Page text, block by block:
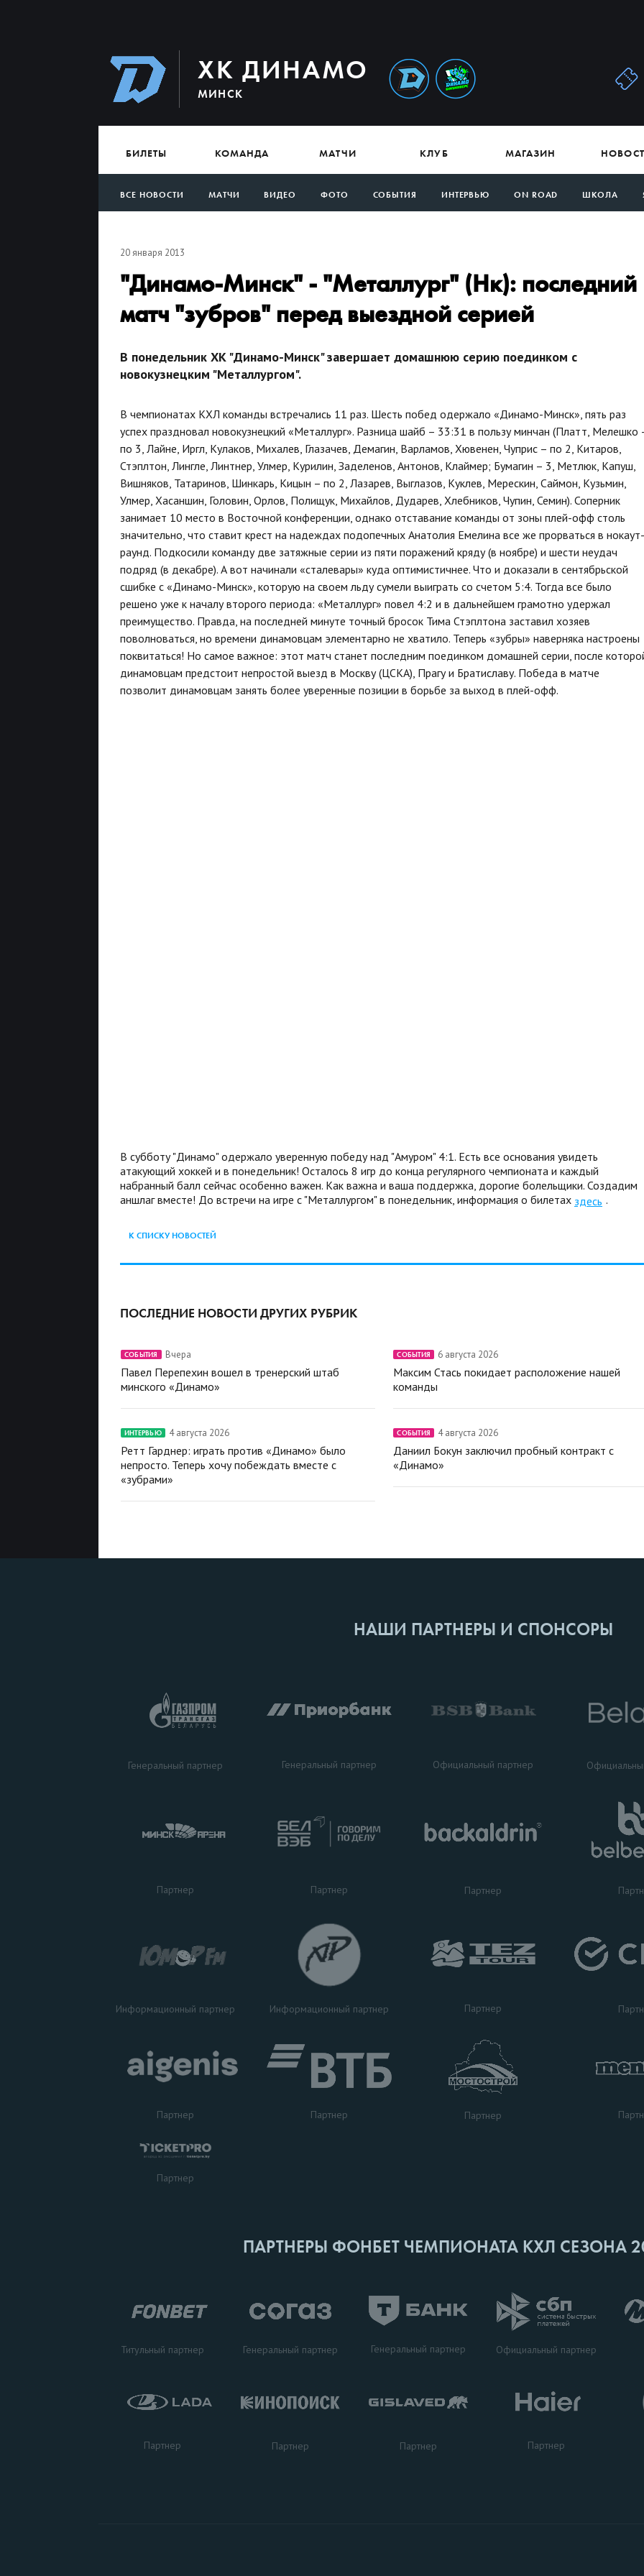
ХК ДИНАМО
МИНСК
БИЛЕТЫ КОМАНДА МАТЧИ КЛУБ МАГАЗИН
ВСЕ НОВОСТИ МАТЧИ ВИДЕО ФОТО СОБЫТИЯ ИНТЕРВЬЮ ON ROAD ШКОЛА
20 января 2013
"Динамо-Минск" - "Металлург" (Нк): последний
матч "зубров" перед выездной серией
В понедельник ХК "Динамо-Минск" завершает домашнюю серию поединком с
новокузнецким "Металлургом".
В чемпионатах КХЛ команды встречались 11 раз. Шесть побед одержало «Динамо-Минск», пять раз
успех праздновал новокузнецкий «Металлург». Разница шайб – 33:31 в пользу минчан (Платт, Мелешко
по 3, Лайне, Иргл, Кулаков, Михалев, Глазачев, Демагин, Варламов, Хювенен, Чуприс – по 2, Китаров,
Стэплтон, Лингле, Линтнер, Улмер, Курилин, Заделенов, Антонов, Клаймер; Бумагин – 3, Метлюк, Капуш,
Вишняков, Татаринов, Шинкарь, Кицын – по 2, Лазарев, Выглазов, Куклев, Мерескин, Саймон, Кузьмин,
Улмер, Хасаншин, Головин, Орлов, Полищук, Михайлов, Дударев, Хлебников, Чупин, Семин). Соперник
занимает 10 место в Восточной конференции, однако отставание команды от зоны плей-офф столь
значительно, что ставит крест на надеждах подопечных Анатолия Емелина все же прорваться в нокаут-
раунд. Подкосили команду две затяжные серии из пяти поражений кряду (в ноябре) и шести неудач
подряд (в декабре). А вот начинали «сталевары» куда оптимистичнее. Что и доказали в сентябрьской
сшибке с «Динамо-Минск», которую на своем льду сумели выиграть со счетом 5:4. Тогда все было
решено уже к началу второго периода: «Металлург» повел 4:2 и в дальнейшем грамотно удержал
преимущество. Правда, на последней минуте точный бросок Тима Стэплтона заставил хозяев
поволноваться, но времени динамовцам элементарно не хватило. Теперь «зубры» наверняка настроены
поквитаться! Но самое важное: этот матч станет последним поединком домашней серии, после
динамовцам предстоит непростой выезд в Москву (ЦСКА), Прагу и Братиславу. Победа в матче
позволит динамовцам занять более уверенные позиции в борьбе за выход в плей-офф.
В субботу "Динамо" одержало уверенную победу над "Амуром" 4:1. Есть все основания увидеть
атакующий хоккей и в понедельник! Осталось 8 игр до конца регулярного чемпионата и каждый
набранный балл сейчас особенно важен. Как важна и ваша поддержка, дорогие болельщики. Создадим
аншлаг вместе! До встречи на игре с "Металлургом" в понедельник, информация о билетах здесь .
К СПИСКУ НОВОСТЕЙ
ПОСЛЕДНИЕ НОВОСТИ ДРУГИХ РУБРИК
СОБЫТИЯ Вчера
Павел Перепехин вошел в тренерский штаб
минского «Динамо»
СОБЫТИЯ 6 августа 2026
Максим Стась покидает расположение нашей
команды
ИНТЕРВЬЮ 4 августа 2026
Ретт Гарднер: играть против «Динамо» было
непросто. Теперь хочу побеждать вместе с
«зубрами»
СОБЫТИЯ 4 августа 2026
Даниил Бокун заключил пробный контракт с
«Динамо»
НАШИ ПАРТНЕРЫ И СПОНСОРЫ
Генеральный партнер Генеральный партнер Официальный партнер
Партнер Партнер Партнер
Информационный партнер Информационный партнер Партнер
Партнер Партнер Партнер
Партнер
ПАРТНЕРЫ ФОНБЕТ ЧЕМПИОНАТА КХЛ СЕЗОНА
Титульный партнер Генеральный партнер Генеральный партнер Официальный партнер
Партнер Партнер Партнер Партнер